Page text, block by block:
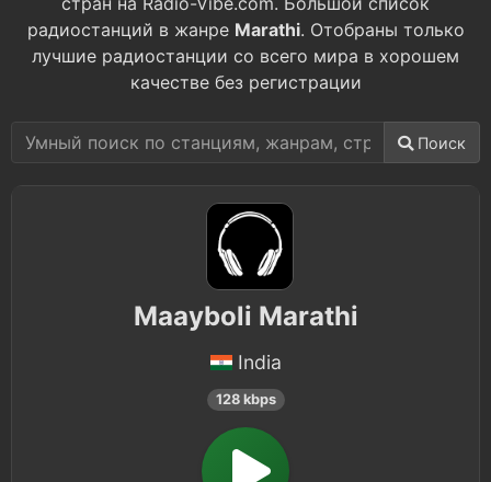
радиостанций в жанре Marathi. Отобраны только
лучшие радиостанции со всего мира в хорошем
качестве без регистрации
Поиск
Maayboli Marathi
India
128 kbps